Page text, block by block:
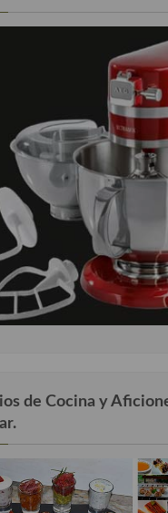
de Cocina y